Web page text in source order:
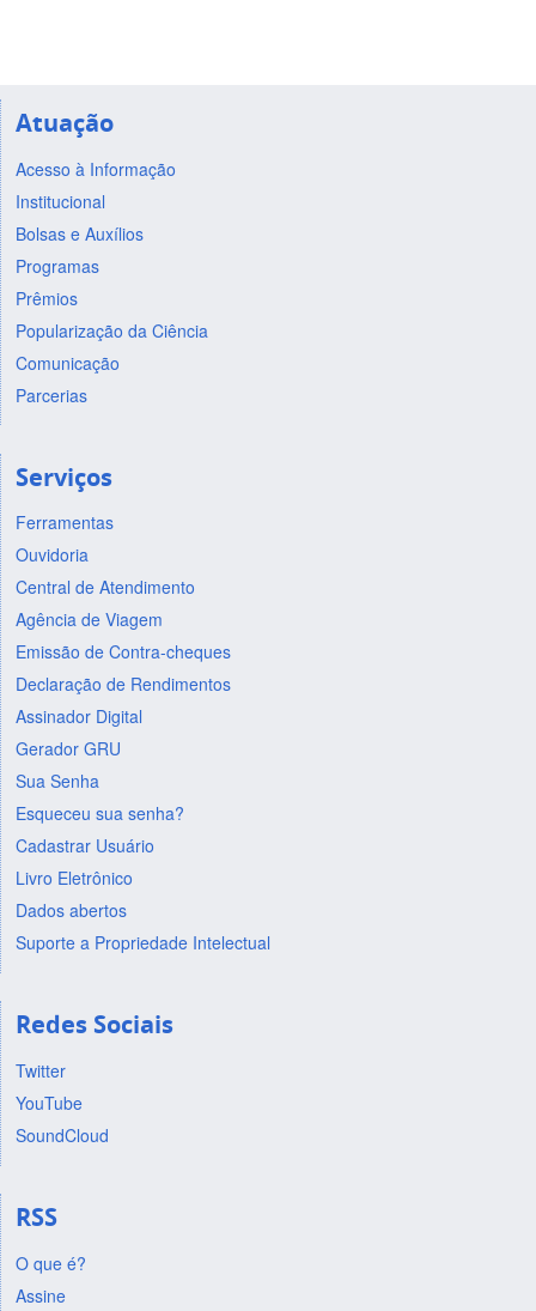
Atuação
Acesso à Informação
Institucional
Bolsas e Auxílios
Programas
Prêmios
Popularização da Ciência
Comunicação
Parcerias
Serviços
Ferramentas
Ouvidoria
Central de Atendimento
Agência de Viagem
Emissão de Contra-cheques
Declaração de Rendimentos
Assinador Digital
Gerador GRU
Sua Senha
Esqueceu sua senha?
Cadastrar Usuário
Livro Eletrônico
Dados abertos
Suporte a Propriedade Intelectual
Redes Sociais
Twitter
YouTube
SoundCloud
RSS
O que é?
Assine